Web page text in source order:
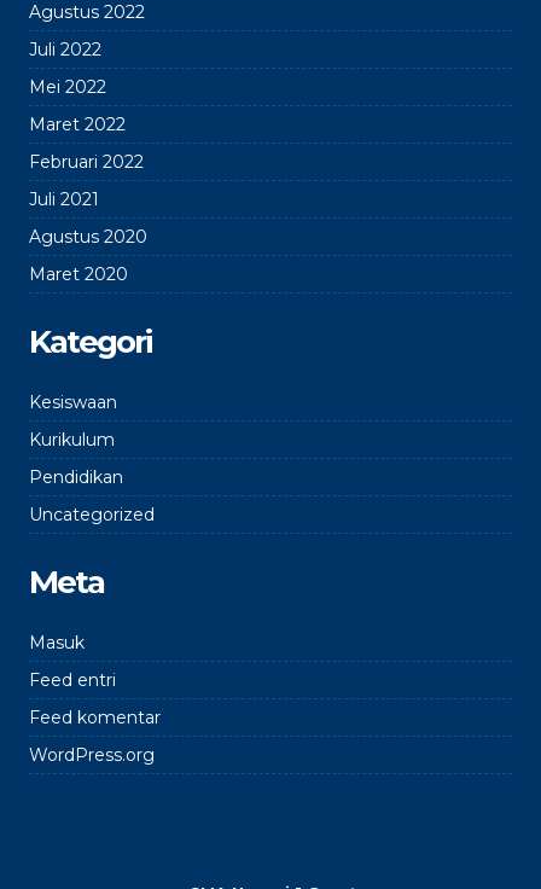
Agustus 2022
Juli 2022
Mei 2022
Maret 2022
Februari 2022
Juli 2021
Agustus 2020
Maret 2020
Kategori
Kesiswaan
Kurikulum
Pendidikan
Uncategorized
Meta
Masuk
Feed entri
Feed komentar
WordPress.org